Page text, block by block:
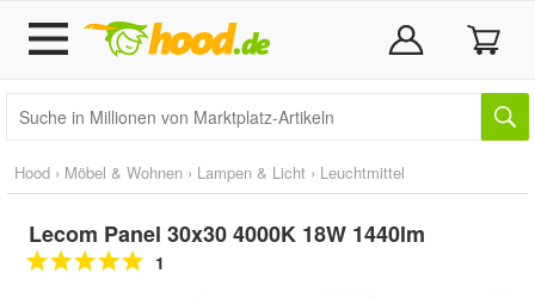
Hood › Möbel & Wohnen › Lampen & Licht › Leuchtmittel
Lecom Panel 30x30 4000K 18W 1440lm
1